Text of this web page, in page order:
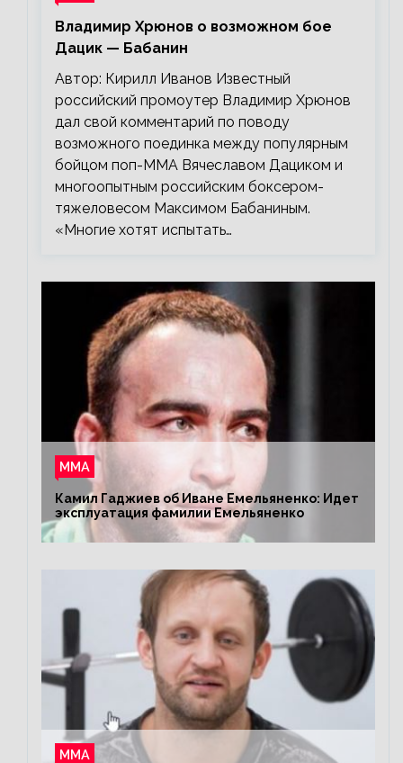
Владимир Хрюнов о возможном бое
Дацик — Бабанин
Автор: Кирилл Иванов Известный
российский промоутер Владимир Хрюнов
дал свой комментарий по поводу
возможного поединка между популярным
бойцом поп-ММА Вячеславом Дациком и
многоопытным российским боксером-
тяжеловесом Максимом Бабаниным.
«Многие хотят испытать…
ММА
Камил Гаджиев об Иване Емельяненко: Идет
эксплуатация фамилии Емельяненко
ММА